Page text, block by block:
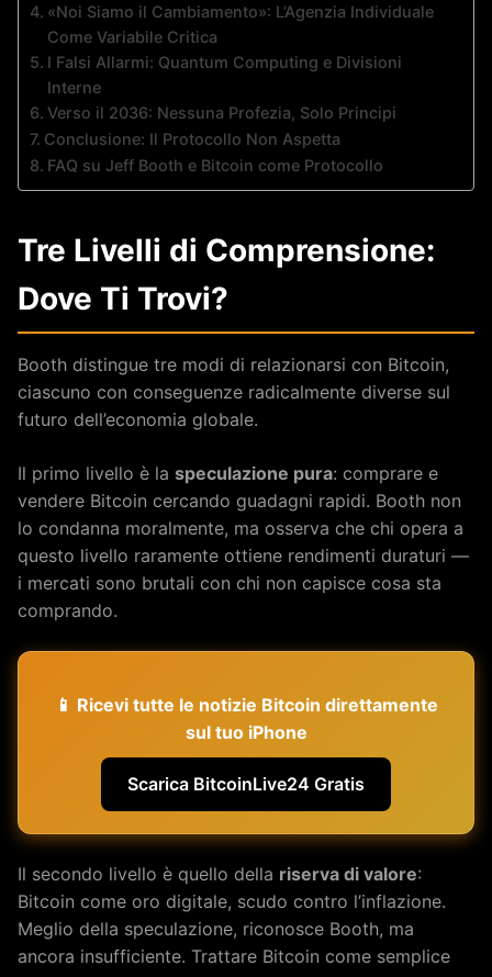
«Noi Siamo il Cambiamento»: L’Agenzia Individuale
Come Variabile Critica
I Falsi Allarmi: Quantum Computing e Divisioni
Interne
Verso il 2036: Nessuna Profezia, Solo Principi
Conclusione: Il Protocollo Non Aspetta
FAQ su Jeff Booth e Bitcoin come Protocollo
Tre Livelli di Comprensione:
Dove Ti Trovi?
Booth distingue tre modi di relazionarsi con Bitcoin,
ciascuno con conseguenze radicalmente diverse sul
futuro dell’economia globale.
Il primo livello è la speculazione pura: comprare e
vendere Bitcoin cercando guadagni rapidi. Booth non
lo condanna moralmente, ma osserva che chi opera a
questo livello raramente ottiene rendimenti duraturi —
i mercati sono brutali con chi non capisce cosa sta
comprando.
📱 Ricevi tutte le notizie Bitcoin direttamente
sul tuo iPhone
Scarica BitcoinLive24 Gratis
Il secondo livello è quello della riserva di valore:
Bitcoin come oro digitale, scudo contro l’inflazione.
Meglio della speculazione, riconosce Booth, ma
ancora insufficiente. Trattare Bitcoin come semplice